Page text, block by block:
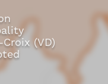
(VD)